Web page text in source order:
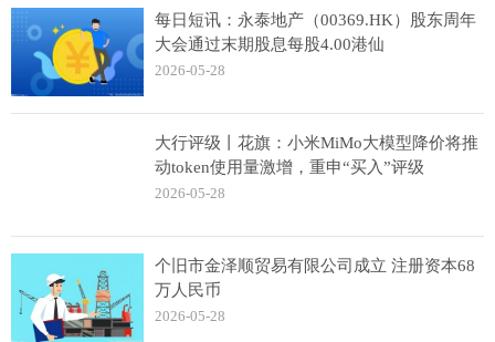
每日短讯：永泰地产（00369.HK）股东周年
大会通过末期股息每股4.00港仙
2026-05-28
大行评级丨花旗：小米MiMo大模型降价将推
动token使用量激增，重申“买入”评级
2026-05-28
个旧市金泽顺贸易有限公司成立 注册资本68
万人民币
2026-05-28